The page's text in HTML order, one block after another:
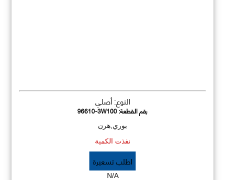
النوع: أصلي
رقم القطعة:96610-3W100
بوري,هرن
نفذت الكمية
اطلب تسعيرة
N/A